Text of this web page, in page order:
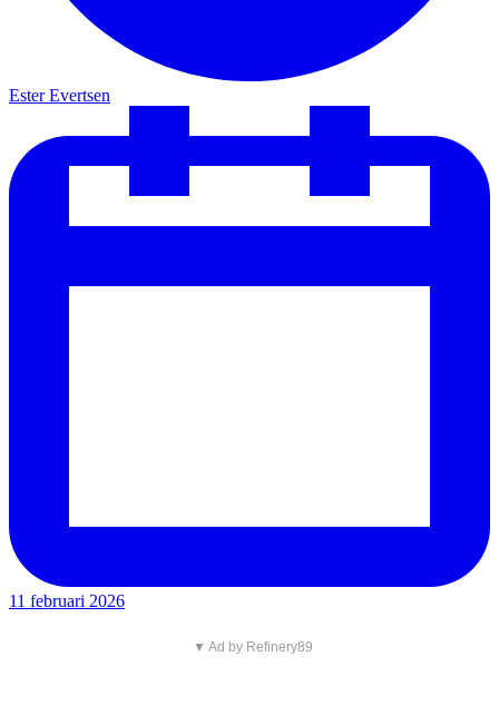
Ester Evertsen
11 februari 2026
▼ Ad by Refinery89